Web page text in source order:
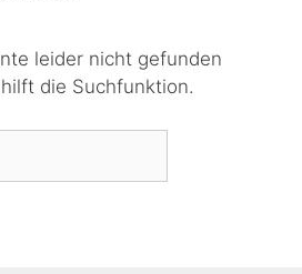
leider nicht gefunden
die Suchfunktion.